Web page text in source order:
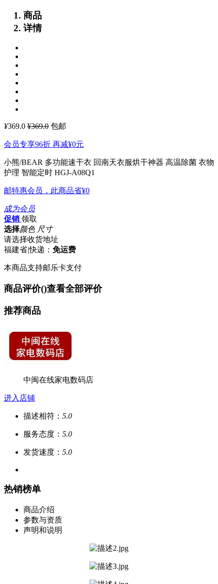
商品
详情
¥369.0 ¥369.0 包邮
会员专享96折 再减¥0元
小熊/BEAR 多功能速干衣 回南天衣服烘干神器 高温除菌 衣物
护理 智能定时 HGJ-A08Q1
邮特惠会员，此商品省¥0
成为会员
促销 领取
选择颜色 尺寸
请选择收货地址
福建省|快递： 免运费
本商品支持邮乐卡支付
商品评价()查看全部评价
推荐商品
中闽在线家电数码店
进入店铺
描述相符： 5.0
服务态度： 5.0
发货速度： 5.0
热销榜单
商品介绍
参数与资质
声明和说明